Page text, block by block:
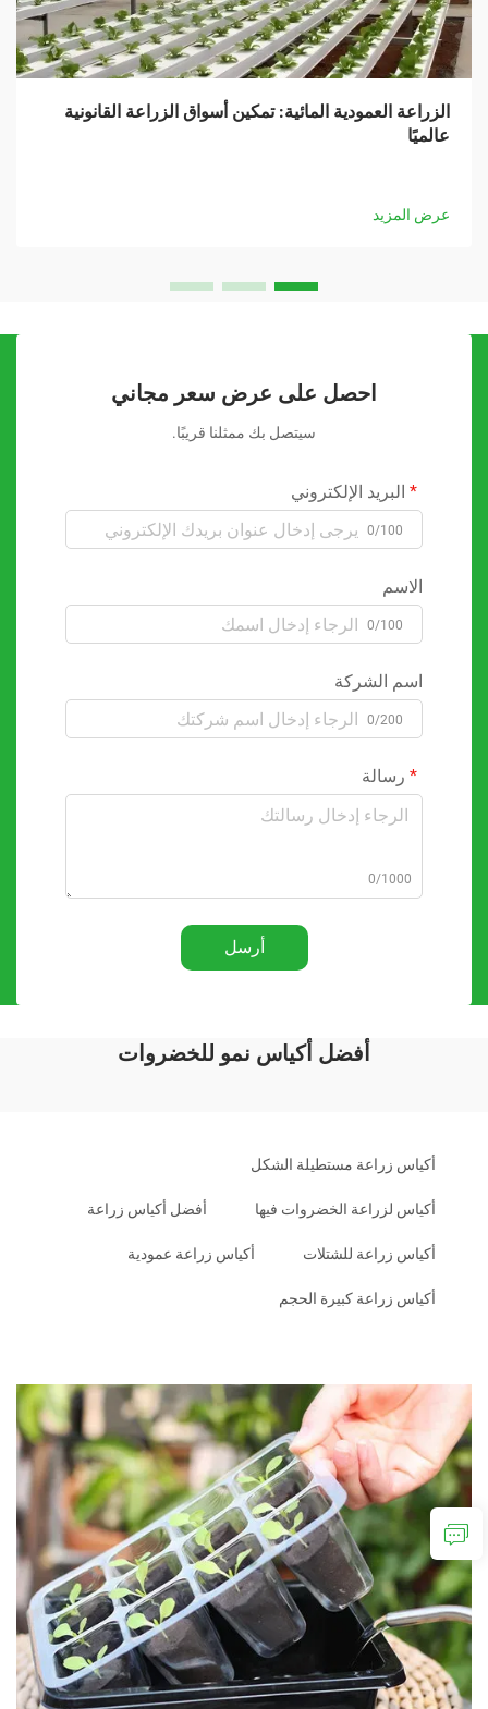
الزراعة العمودية المائية: تمكين أسواق الزراعة القانونية
عالميًا
عرض المزيد
احصل على عرض سعر مجاني
سيتصل بك ممثلنا قريبًا.
البريد الإلكتروني
0/100
الاسم
0/100
اسم الشركة
0/200
رسالة
0/1000
أرسل
أفضل أكياس نمو للخضروات
أكياس زراعة مستطيلة الشكل
أكياس لزراعة الخضروات فيها أفضل أكياس زراعة
أكياس زراعة للشتلات أكياس زراعة عمودية
أكياس زراعة كبيرة الحجم